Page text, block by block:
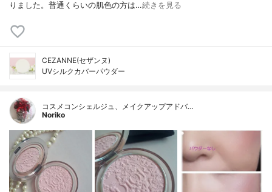
りました。普通くらいの肌色の方は…続きを見る
CEZANNE(セザンヌ)
UVシルクカバーパウダー
コスメコンシェルジュ、メイクアップアドバ…
Noriko